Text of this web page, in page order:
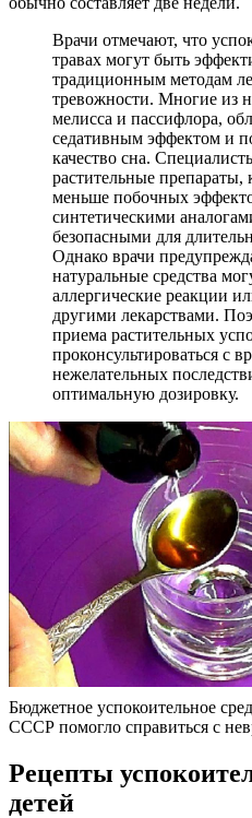
Врачи отмечают, что
травах могут быть
традиционным методам
тревожности. Многие из
мелисса и пассифлора,
седативным эффектом и
качество сна.
растительные
меньше побочных
синтетическими
безопасными для
Однако врачи
натуральные средства
аллергические реакции
другими лекарствами.
приема растительных
проконсультироваться с
нежелательных
оптимальную дозировку.
Бюджетное успокоительное
СССР помогло справиться с
Рецепты
детей